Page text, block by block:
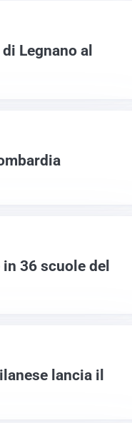
Legnano al
36 scuole del
lancia il